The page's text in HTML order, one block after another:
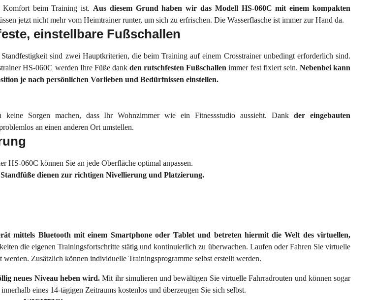
beim Training ist. Aus diesem Grund haben wir das Modell HS-060C mit einem kompakten
jetzt nicht mehr vom Heimtrainer runter, um sich zu erfrischen. Die Wasserflasche ist immer zur Hand da.
einstellbare Fußschallen
sind zwei Hauptkriterien, die beim Training auf einem Crosstrainer unbedingt erforderlich sind.
HS-060C werden Ihre Füße dank den rutschfesten Fußschallenimmer fest fixiert sein. Nebenbei kann
je nach persönlichen Vorlieben und Bedürfnissen einstellen.
keine Sorgen machen, dass Ihr Wohnzimmer wie ein Fitnessstudio aussieht. Dankdereingebauten
an einen anderen Ort umstellen.
HS-060C können Sie an jede Oberfläche optimal anpassen.
Standfüße dienen zur richtigen Nivellierung und Platzierung.
mittels Bluetooth mit einem Smartphone oder Tablet und betreten hiermit die Welt des virtuellen,
die eigenen Trainingsfortschritte stätig und kontinuierlich zu überwachen. Laufen oder Fahren Sie virtuelle
Zusätzlich können individuelle Trainingsprogramme selbst erstellt werden.
neues Niveau heben wird.Mit ihr simulieren und bewältigen Sie virtuelle Fahrradrouten und können sogar
eines 14-tägigen Zeitraums kostenlos und überzeugen Sie sich selbst.